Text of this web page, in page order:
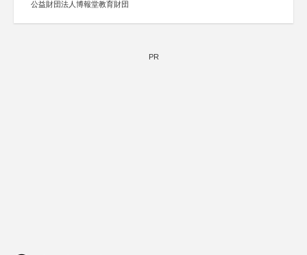
公益財団法人博報堂教育財団
PR